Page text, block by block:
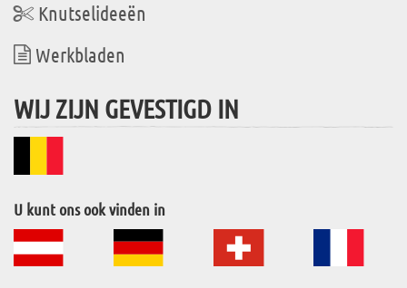
Knutselideeën
Werkbladen
WIJ ZIJN GEVESTIGD IN
U kunt ons ook vinden in